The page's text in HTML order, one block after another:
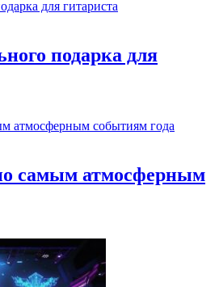
подарка для
самым атмосферным